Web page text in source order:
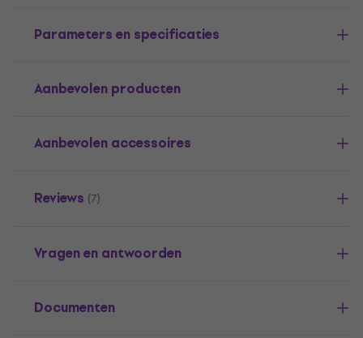
Parameters en specificaties
Aanbevolen producten
Aanbevolen accessoires
Reviews (7)
Vragen en antwoorden
Documenten